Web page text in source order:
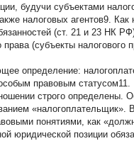
будучи субъектами
налоговых агентов9. Как
(ст. 21 и 23 НК
(субъекты налогового
определение:
правовым статусом11.
строго определены.
«налогоплательщик».
понятиями, как
юридической позиции